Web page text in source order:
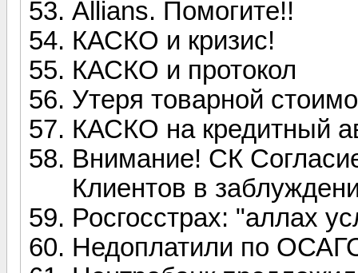
Allians. Помогите!!
КАСКО и кризис!
КАСКО и протокол
Утеря товарной
КАСКО на кредитный
Внимание! СК
Клиентов в
Росгосстрах: "аллах
Недоплатили по